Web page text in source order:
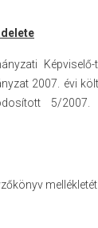
2007. évi
5/2007.
mellékletét